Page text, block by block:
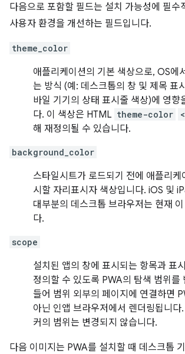
다음으로 포함할 필드는 설치 가능성에 필수
사용자 환경을 개선하는 필드입니다.
theme_color
애플리케이션의 기본 색상으로, OS에
는 방식 (예: 데스크톱의 창 및 제목 표
바일 기기의 상태 표시줄 색상)에 영향
다. 이 색상은 HTML theme-color
해 재정의될 수 있습니다.
background_color
스타일시트가 로드되기 전에 애플리케
시할 자리표시자 색상입니다. iOS 및
대부분의 데스크톱 브라우저는 현재
다.
scope
설치된 앱의 창에 표시되는 항목과 표
정의할 수 있도록 PWA의 탐색 범위를
들어 범위 외부의 페이지에 연결하면
아닌 인앱 브라우저에서 렌더링됩니다
커의 범위는 변경되지 않습니다.
다음 이미지는 PWA를 설치할 때 데스크톱